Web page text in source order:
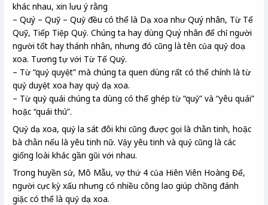
khác nhau, xin lưu ý rằng
– Quý – Quỹ – Quỷ đều có thể là Dạ xoa như Quý nhân, Từ Tế
Quỹ, Tiếp Tiệp Quỷ. Chúng ta hay dùng Quý nhân để chỉ người
người tốt hay thánh nhân, nhưng đó cũng là tên của quỷ doạ
xoa. Tương tự với Từ Tế Quỷ.
– Từ “quỷ quyệt” mà chúng ta quen dùng rất có thể chính là từ
quỷ duyệt xoa hay quỷ dạ xoa.
– Từ quỷ quái chúng ta dùng có thể ghép từ “quỷ” và “yêu quái”
hoặc “quái thú”.
Quỷ dạ xoa, quỷ la sát đôi khi cũng được gọi là chằn tinh, hoặc
bà chằn nếu là yêu tinh nữ. Vậy yêu tinh và quỷ cũng là các
giống loài khác gần gũi với nhau.
Trong huyền sử, Mô Mẫu, vợ thứ 4 của Hiên Viên Hoàng Đế,
người cực kỳ xấu nhưng có nhiều công lao giúp chồng đánh
giặc có thể là quỷ dạ xoa.